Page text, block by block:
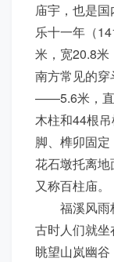
庙宇，也是
乐十一年（
米，宽20.8米
南方常见的
——5.6米，
木柱和44根
脚、榫卯固
花石墩托离
又称百柱庙。
福溪风雨桥
古时人们就
眺望山岚幽谷